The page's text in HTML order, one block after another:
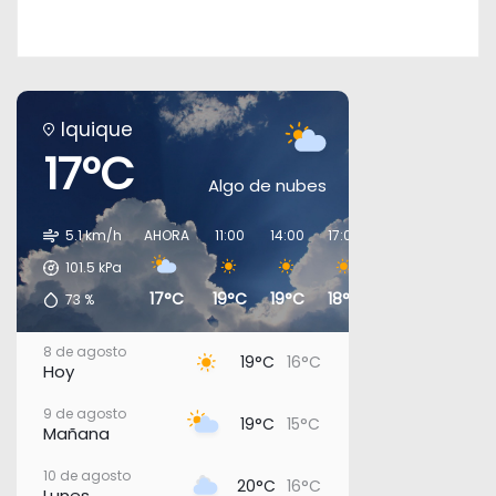
Iquique
17°C Algo de nubes
5.1 km/h
101.5 kPa
73 %
AHORA
17°C
11:00
19°C
14:00
19°C
17:00
18°C
8 de agosto
Hoy 19°C 16°C
9 de agosto
Mañana 19°C 15°C
10 de agosto 20°C 16°C